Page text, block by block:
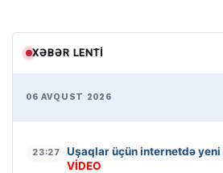
XƏBƏR LENTI
06 AVQUST 2026
23:27 Uşaqlar üçün internetdə
VİDEO